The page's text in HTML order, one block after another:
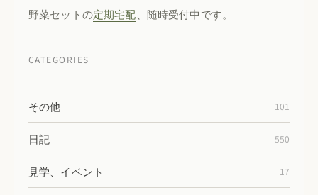
野菜セットの定期宅配、随時受付中です。
CATEGORIES
その他 101
日記 550
見学、イベント 17